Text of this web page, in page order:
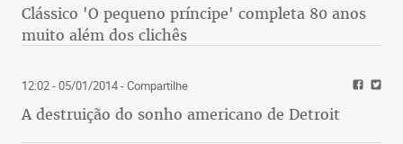
Clássico 'O pequeno príncipe' completa 80 anos
muito além dos clichês
12:02 - 05/01/2014- Compartilhe
A destruição do sonho americano de Detroit